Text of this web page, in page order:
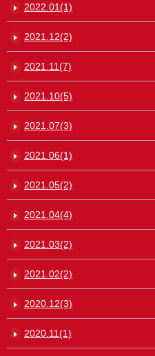
2022.01(1)
2021.12(2)
2021.11(7)
2021.10(5)
2021.07(3)
2021.06(1)
2021.05(2)
2021.04(4)
2021.03(2)
2021.02(2)
2020.12(3)
2020.11(1)